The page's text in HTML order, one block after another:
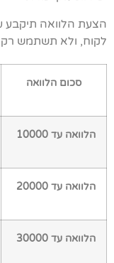
הצעת הלוואה תיקבע
לקוח, ולא תשתמש רק
סכום הלוואה
הלוואה עד 10000
הלוואה עד 20000
הלוואה עד 30000